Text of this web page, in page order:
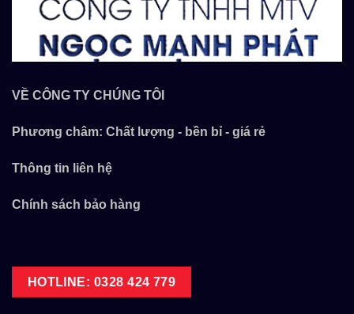
VỀ CÔNG TY CHÚNG TÔI
Phương châm: Chất lượng - bền bỉ - giá rẻ
Thông tin liên hệ
Chính sách bảo hàng
HOTLINE: 0328 424 779